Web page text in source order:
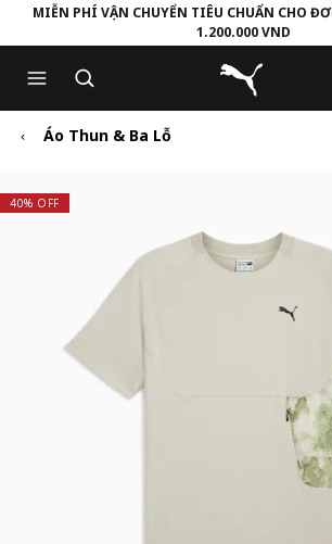
to
Main
content
to
Footer
Content
MIỄN PHÍ VẬN CHUYỂN TIÊU CHUẨN CHO
1.200.000 VND
Puma Trang chủ
Áo Thun & Ba Lỗ
40% OFF